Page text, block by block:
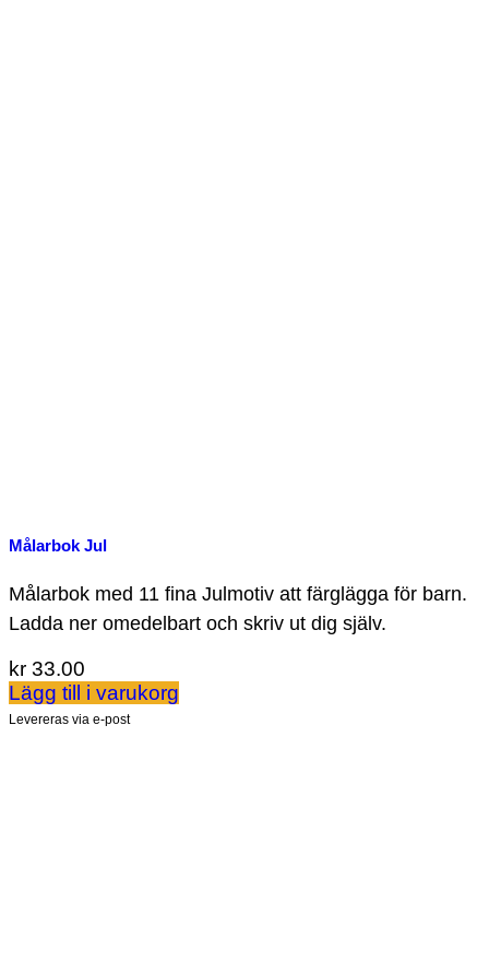
Målarbok Jul
Målarbok med 11 fina Julmotiv att färglägga för barn.
Ladda ner omedelbart och skriv ut dig själv.
kr 33.00
Lägg till i varukorg
Levereras via e-post